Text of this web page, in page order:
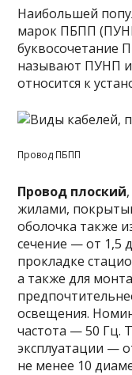
Наибольшей
марок ПБПП
буквосочетание
называют ПУНП
относится к
Провод ПБПП
Провод плоский
жилами,
оболочка также
сечение — от 1,5
прокладке
а также для
освещения.
частота — 50 Гц.
эксплуатации —
не менее 10